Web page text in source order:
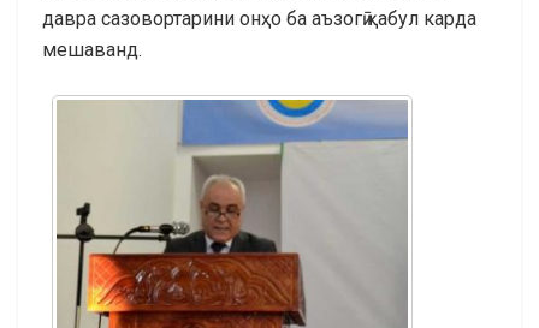
давра сазовортарини онҳо ба аъзогӣ қабул карда
мешаванд.